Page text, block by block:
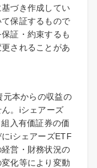
づき作成してい
保証するもので
証・約束するも
されることがあ
元本からの収益の
。iシェアーズ
入有価証券の価
iシェアーズETF
営・財務状況の
化等により変動